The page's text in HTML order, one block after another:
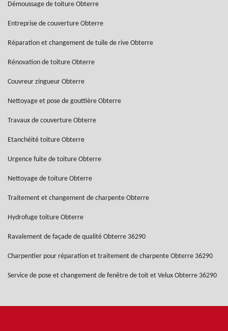
Démoussage de toiture Obterre
Entreprise de couverture Obterre
Réparation et changement de tuile de rive Obterre
Rénovation de toiture Obterre
Couvreur zingueur Obterre
Nettoyage et pose de gouttière Obterre
Travaux de couverture Obterre
Etanchéité toiture Obterre
Urgence fuite de toiture Obterre
Nettoyage de toiture Obterre
Traitement et changement de charpente Obterre
Hydrofuge toiture Obterre
Ravalement de façade de qualité Obterre 36290
Charpentier pour réparation et traitement de charpente Obterre 36290
Service de pose et changement de fenêtre de toit et Velux Obterre 36290